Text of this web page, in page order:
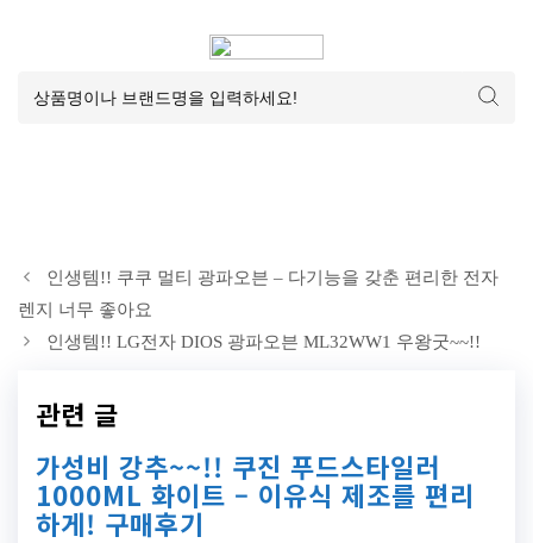
인생템!! 쿠쿠 멀티 광파오븐 – 다기능을 갖춘 편리한 전자
렌지 너무 좋아요
인생템!! LG전자 DIOS 광파오븐 ML32WW1 우왕굿~~!!
관련 글
가성비 강추~~!! 쿠진 푸드스타일러
1000ML 화이트 – 이유식 제조를 편리
하게! 구매후기